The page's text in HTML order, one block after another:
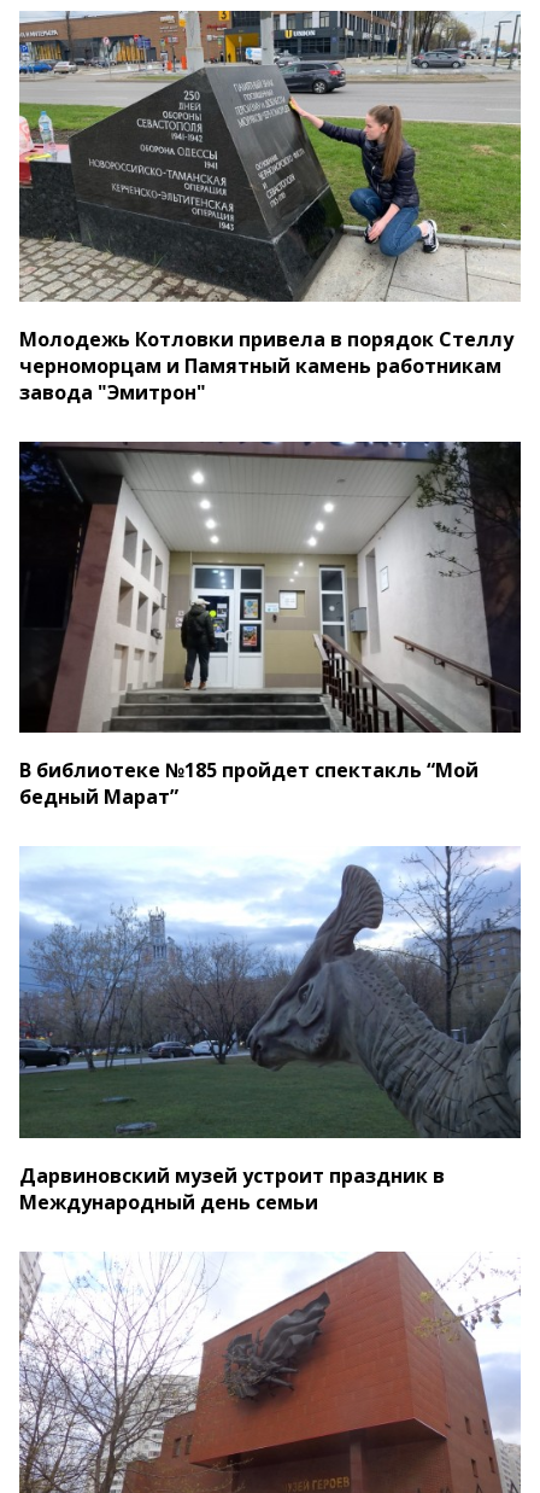
Молодежь Котловки привела в порядок Стеллу
черноморцам и Памятный камень работникам
завода "Эмитрон"
В библиотеке №185 пройдет спектакль “Мой
бедный Марат”
Дарвиновский музей устроит праздник в
Международный день семьи